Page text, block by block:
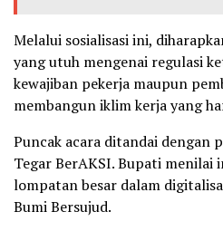
Melalui sosialisasi ini,
yang utuh mengenai regulasi
kewajiban pekerja maupun
membangun iklim kerja yang
Puncak acara ditandai dengan
Tegar BerAKSI. Bupati menilai
lompatan besar dalam
Bumi Bersujud.